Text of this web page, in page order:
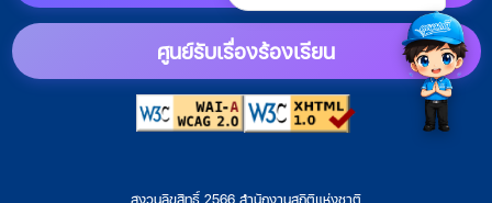
ศูนย์รับเรื่องร้องเรียน